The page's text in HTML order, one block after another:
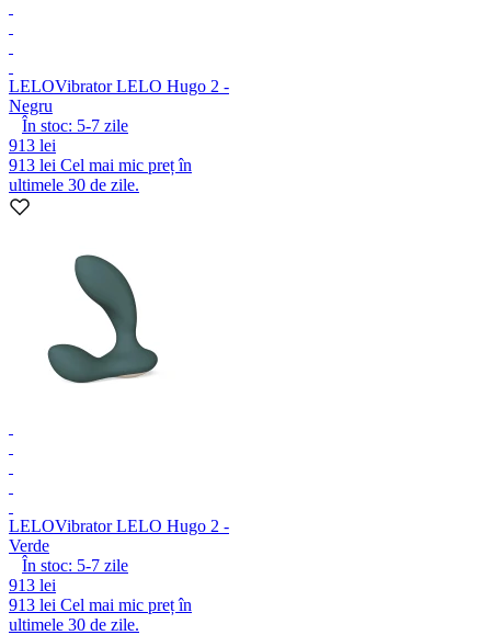
LELOVibrator LELO Hugo 2 -
Negru
În stoc: 5-7 zile
913 lei
913 lei Cel mai mic preț în
ultimele 30 de zile.
LELOVibrator LELO Hugo 2 -
Verde
În stoc: 5-7 zile
913 lei
913 lei Cel mai mic preț în
ultimele 30 de zile.